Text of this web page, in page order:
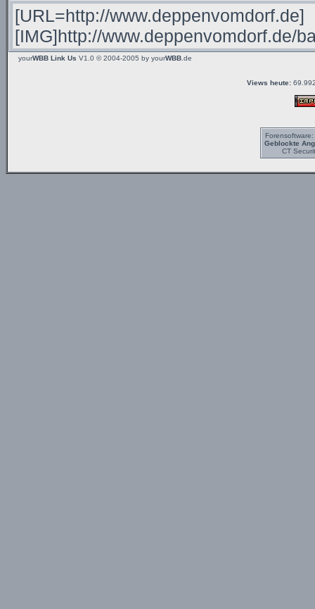
yourWBB Link Us V1.0 © 2004-2005 by yourWBB.de
Views heute:
Forensoftware:
Geblockte
CT